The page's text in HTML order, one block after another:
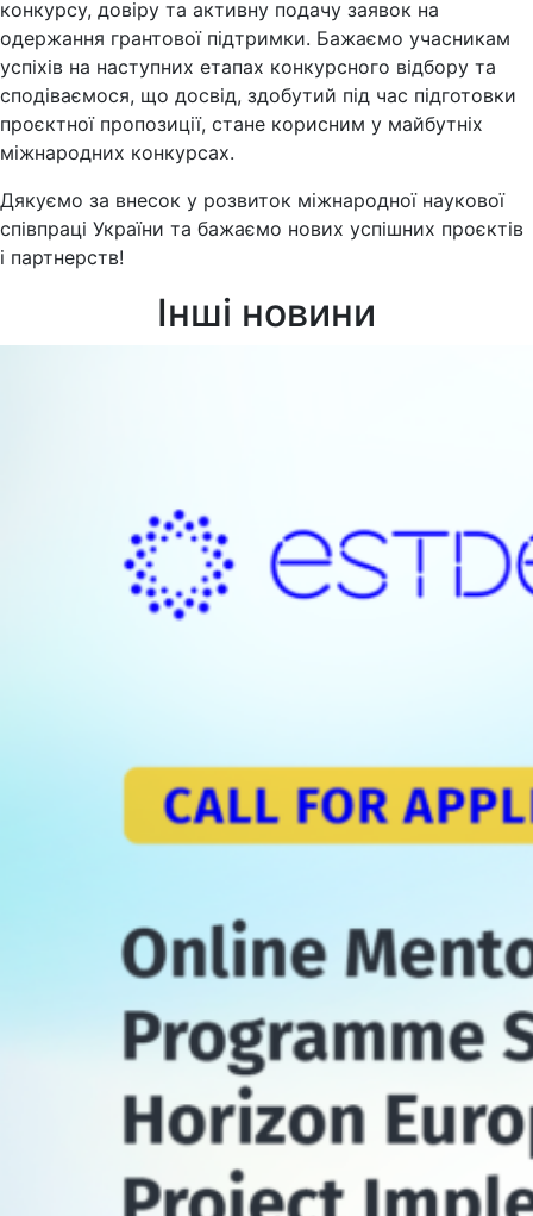
конкурсу, довіру та активну подачу заявок на
одержання грантової підтримки. Бажаємо учасникам
успіхів на наступних етапах конкурсного відбору та
сподіваємося, що досвід, здобутий під час підготовки
проєктної пропозиції, стане корисним у майбутніх
міжнародних конкурсах.
Дякуємо за внесок у розвиток міжнародної наукової
співпраці України та бажаємо нових успішних проєктів
і партнерств!
Інші новини